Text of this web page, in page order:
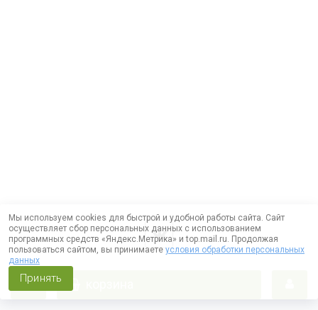
Мы используем cookies для быстрой и удобной работы сайта. Сайт
осуществляет сбор персональных данных с использованием
программных средств «Яндекс.Метрика» и top.mail.ru. Продолжая
пользоваться сайтом, вы принимаете условия обработки персональных
данных
Принять